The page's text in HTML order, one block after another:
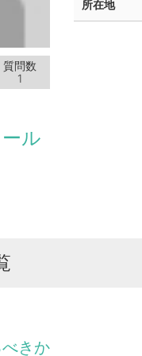
質問数
1
所在地
ル
きか